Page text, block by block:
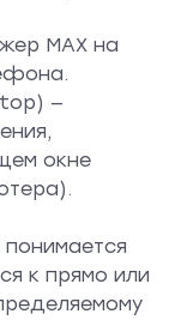
МАХ на
—
окне
к прямо или